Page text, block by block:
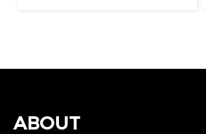
ABOUT